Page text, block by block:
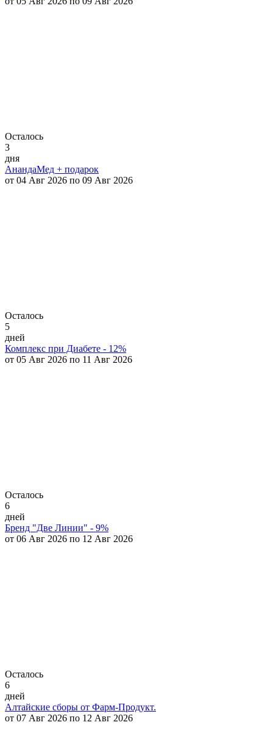
Осталось
3
дня
АнандаМед + подарок
от 04 Авг 2026 по 09 Авг 2026
Осталось
5
дней
Комплекс при Диабете - 12%
от 05 Авг 2026 по 11 Авг 2026
Осталось
6
дней
Бренд "Две Линии" - 9%
от 06 Авг 2026 по 12 Авг 2026
Осталось
6
дней
Алтайские сборы от Фарм-Продукт.
от 07 Авг 2026 по 12 Авг 2026